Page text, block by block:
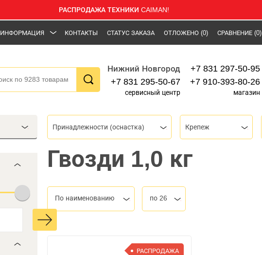
РАСПРОДАЖА ТЕХНИКИ CAIMAN!
ИНФОРМАЦИЯ КОНТАКТЫ СТАТУС ЗАКАЗА ОТЛОЖЕНО (0) СРАВНЕНИЕ (0)
Нижний Новгород
+7 831 295-50-67
сервисный центр
+7 831 297-50-95
+7 910-393-80-26
магазин
Принадлежности (оснастка) Крепеж
Гвозди 1,0 кг
По наименованию по 26
РАСПРОДАЖА